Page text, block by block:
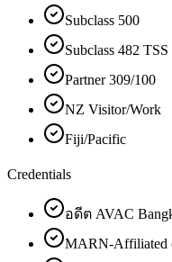
Subclass 500
Subclass 482 TSS
Partner 309/100
NZ Visitor/Work
Fiji/Pacific
Credentials
อดีต AVAC
MARN-Affiliated